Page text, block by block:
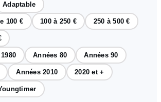
Adaptable
100 € 100 à 250 € 250 à 500 €
Années 80 Années 90
Années 2010 2020 et +